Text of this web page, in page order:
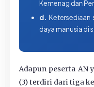
Kemenag dan
d. Ketersediaan
daya manusia di
Adapun peserta AN
(3) terdiri dari tiga